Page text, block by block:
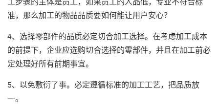
准，那么加工的物品品质要如何能让用户安心？
4、选择零部件的品质必定切合加工选择。在考虑加工成本
的前提下，企业应选购切合选择的零部件，并且在加工前必
定处理好所有前期事宜。
5、以免敷衍了事。必定遵循标准的加工工艺，把品质放
一。